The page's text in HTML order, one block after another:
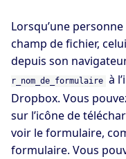
Lorsqu’une
champ de fichier,
depuis son
r_nom_de_formulaire à
Dropbox. Vous
sur l’icône de
voir le formulaire,
formulaire. Vous